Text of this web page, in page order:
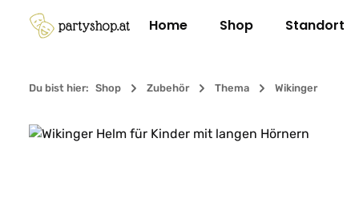
Hauptinhalt springen
Zur Suche springen
Zur Hauptnavigation springen
Home Shop Standort
Du bist hier: Shop Zubehör Thema Wikinger
Bildergalerie überspringen